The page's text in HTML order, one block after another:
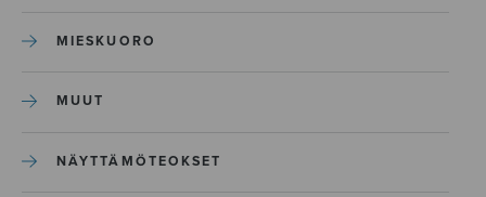
MIESKUORO
MUUT
NÄYTTÄMÖTEOKSET